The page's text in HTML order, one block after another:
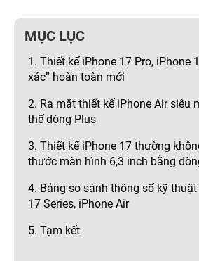
MỤC LỤC
1. Thiết kế iPhone 17 Pro, iPhone
xác” hoàn toàn mới
2. Ra mắt thiết kế iPhone Air siêu
thế dòng Plus
3. Thiết kế iPhone 17 thường
thước màn hình 6,3 inch bằng
4. Bảng so sánh thông số kỹ
17 Series, iPhone Air
5. Tạm kết